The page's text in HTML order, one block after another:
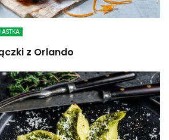
z Orlando